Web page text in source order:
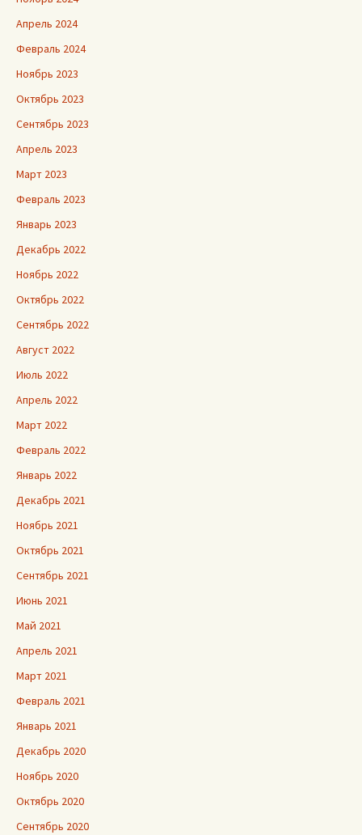
Апрель 2024
Февраль 2024
Ноябрь 2023
Октябрь 2023
Сентябрь 2023
Апрель 2023
Март 2023
Февраль 2023
Январь 2023
Декабрь 2022
Ноябрь 2022
Октябрь 2022
Сентябрь 2022
Август 2022
Июль 2022
Апрель 2022
Март 2022
Февраль 2022
Январь 2022
Декабрь 2021
Ноябрь 2021
Октябрь 2021
Сентябрь 2021
Июнь 2021
Май 2021
Апрель 2021
Март 2021
Февраль 2021
Январь 2021
Декабрь 2020
Ноябрь 2020
Октябрь 2020
Сентябрь 2020